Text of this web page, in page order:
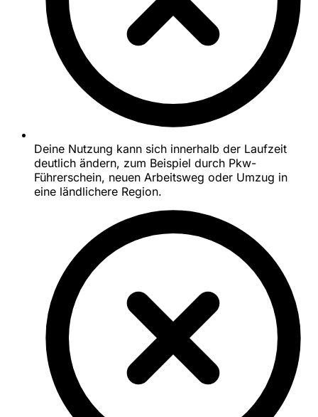
Deine Nutzung kann sich innerhalb der Laufzeit
deutlich ändern, zum Beispiel durch Pkw-
Führerschein, neuen Arbeitsweg oder Umzug in
eine ländlichere Region.